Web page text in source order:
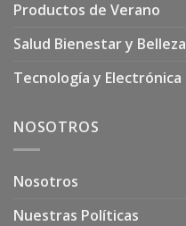
Productos de Verano
Salud Bienestar y Belleza
Tecnología y Electrónica
NOSOTROS
Nosotros
Nuestras Políticas